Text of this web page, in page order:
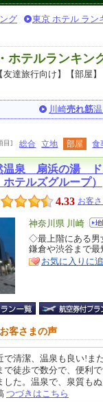
グ 東京 ホテル ラン
ホテルランキン
達旅行向け】【部屋】
川崎売れ筋
目] 総合 立地 部屋 食
温泉 扇浜の湯 ド
テルズグループ）
4.33 お客
エ
リ
ア
神奈川県 川崎
特
徴
◇最上階にある男
鎌倉や渋谷まで最
お気に入りに
お客さまの声
で清潔、温泉も良い!ま
で徒歩で数分で、便利
した。温泉で、泉質も
つづきはこちら